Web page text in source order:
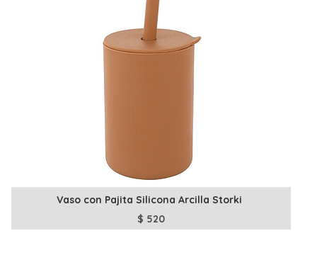
Vaso con Pajita Silicona Arcilla Storki
$ 520